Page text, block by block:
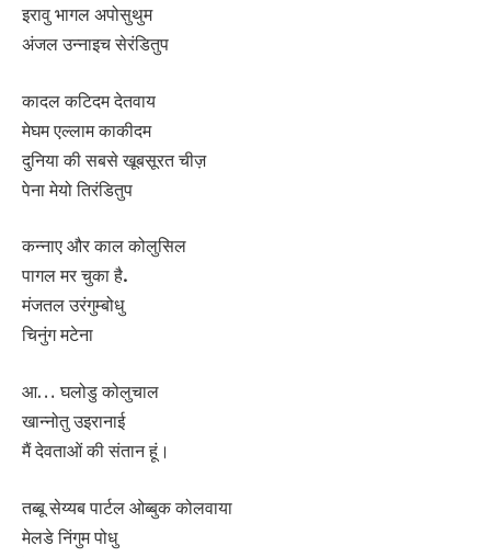
इरावु भागल अपोसुथुम
अंजल उन्नाइच सेरंडितुप
कादल कटिदम देतवाय
मेघम एल्लाम काकीदम
दुनिया की सबसे खूबसूरत चीज़
पेना मेयो तिरंडितुप
कन्नाए और काल कोलुसिल
पागल मर चुका है.
मंजतल उरंगुम्बोधु
चिनुंग मटेना
आ… घलोडु कोलुचाल
खान्नोतु उइरानाई
मैं देवताओं की संतान हूं।
तब्बू सेय्यब पार्टल ओब्बुक कोलवाया
मेलडे निंगुम पोधु